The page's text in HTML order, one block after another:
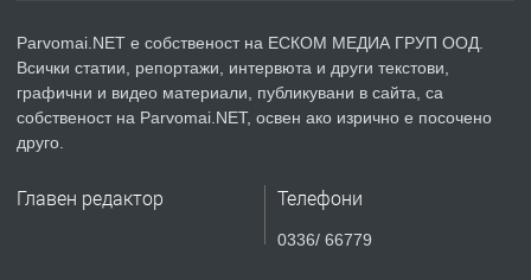
преди 1 година
ПРЕДЛАГА Уроци по Математика
Parvomai.NET е собственост на ЕСКОМ МЕДИА ГРУП ООД.
Всички статии, репортажи, интервюта и други текстови,
графични и видео материали, публикувани в сайта, са
собственост на Parvomai.NET, освен ако изрично е посочено
друго.
Главен редактор Телефони
0336/ 66779